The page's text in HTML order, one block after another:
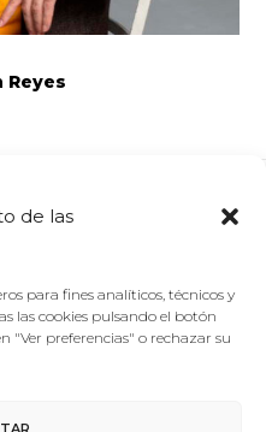
de las
para fines analíticos, técnicos y
las cookies pulsando el botón
"Ver preferencias" o rechazar su
Reyes
Twitter